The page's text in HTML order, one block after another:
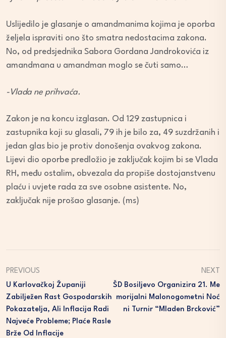
Uslijedilo je glasanje o amandmanima kojima je oporba
željela ispraviti ono što smatra nedostacima zakona.
No, od predsjednika Sabora Gordana Jandrokovića iz
amandmana u amandman moglo se čuti samo…
-Vlada ne prihvaća.
Zakon je na koncu izglasan. Od 129 zastupnica i
zastupnika koji su glasali, 79 ih je bilo za, 49 suzdržanih i
jedan glas bio je protiv donošenja ovakvog zakona.
Lijevi dio oporbe predložio je zaključak kojim bi se Vlada
RH, među ostalim, obvezala da propiše dostojanstvenu
plaću i uvjete rada za sve osobne asistente. No,
zaključak nije prošao glasanje. (ms)
PREVIOUS
U Karlovačkoj Županiji
Zabilježen Rast Gospodarskih
Pokazatelja, Ali Inflacija Radi
Najveće Probleme; Plaće Rasle
Brže Od Inflacije
NEXT
ŠD Bosiljevo Organizira 21. Me
Morijalni Malonogometni Noć
Ni Turnir “Mladen Brcković”